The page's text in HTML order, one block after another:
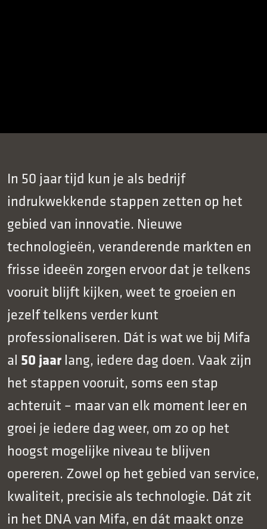
In 50 jaar tijd kun je als bedrijf
indrukwekkende stappen zetten op het
gebied van innovatie. Nieuwe
technologieën, veranderende markten en
frisse ideeën zorgen ervoor dat je telkens
vooruit blijft kijken, weet te groeien en
jezelf telkens verder kunt
professionaliseren. Dát is wat we bij Mifa
al 50 jaar lang, iedere dag doen. Vaak zijn
het stappen vooruit, soms een stap
achteruit – maar van elk moment leer en
groei je iedere dag weer, om zo op het
hoogst mogelijke niveau te blijven
opereren. Zowel op het gebied van service,
kwaliteit, precisie als technologie. Dát zit
in het DNA van Mifa, en dát maakt onze